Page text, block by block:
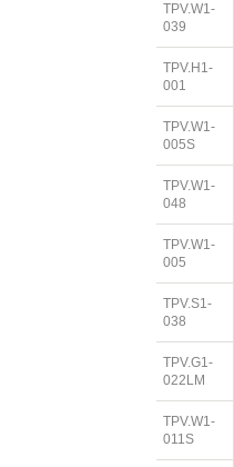
TPV.W1-
039
TPV.H1-
001
TPV.W1-
005S
TPV.W1-
048
TPV.W1-
005
TPV.S1-
038
TPV.G1-
022LM
TPV.W1-
011S